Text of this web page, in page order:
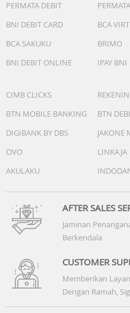
PERMATA DEBIT
BNI DEBIT CARD
BCA
BCA SAKUKU
BRIMO
BNI DEBIT ONLINE
IPAY BNI
CIMB CLICKS
BTN MOBILE BANKING
BTN
DIGIBANK BY DBS
JAKONE
OVO
LINKAJA
AKULAKU
AFTER SALES
Jaminan
Berkendala
CUSTOMER
Memberikan
Dengan Ramah,